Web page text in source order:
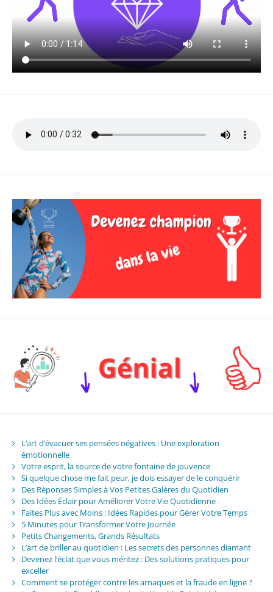
L’art d’évacuer ses pensées négatives : Une exploration
émotionnelle
Votre esprit, la source de votre fontaine de jouvence
Si quelque chose me fait peur, je dois essayer de le conquérir
Des Réponses Simples à Vos Petites Galères du Quotidien
Des Idées Éclair pour Améliorer Votre Vie Quotidienne
Faites Plus avec Moins : Idées Rapides pour Gérer Votre Temps
5 Minutes pour Transformer Votre Journée
Petits Changements, Grands Résultats
L’art de briller au quotidien : Les secrets des personnes diamant
Devenez l’éclat que vous méritez : Des solutions pratiques pour
exceller
Comment se protéger contre les arnaques et la fraude en ligne ?